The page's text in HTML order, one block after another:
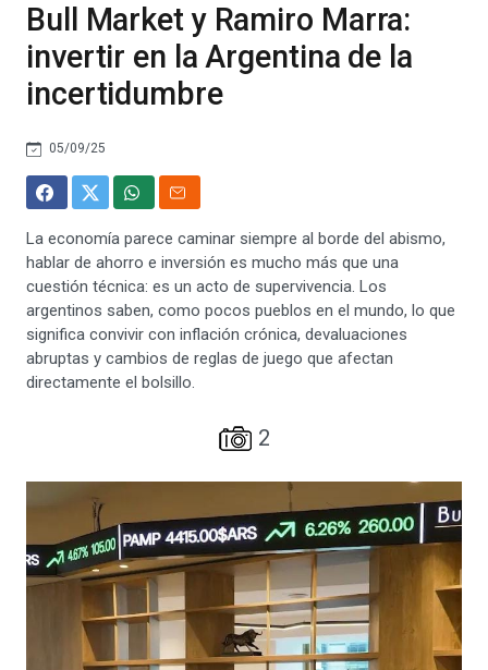
Bull Market y Ramiro Marra:
invertir en la Argentina de la
incertidumbre
05/09/25
La economía parece caminar siempre al borde del abismo,
hablar de ahorro e inversión es mucho más que una
cuestión técnica: es un acto de supervivencia. Los
argentinos saben, como pocos pueblos en el mundo, lo que
significa convivir con inflación crónica, devaluaciones
abruptas y cambios de reglas de juego que afectan
directamente el bolsillo.
2